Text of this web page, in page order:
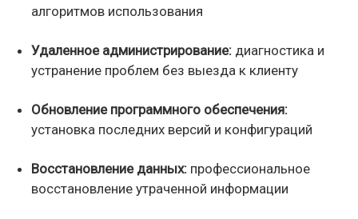
алгоритмов использования
Удаленное администрирование: диагностика и
устранение проблем без выезда к клиенту
Обновление программного обеспечения:
установка последних версий и конфигураций
Восстановление данных: профессиональное
восстановление утраченной информации